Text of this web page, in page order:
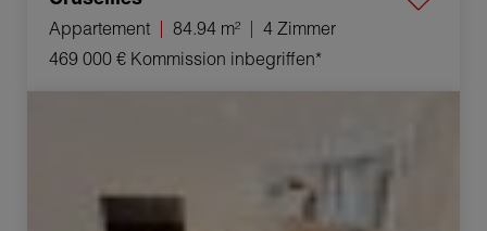
Appartement 84.94 m²
4 Zimmer
469 000 € Kommission inbegriffen*